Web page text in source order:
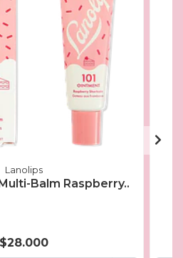
Lanolips
Balm Raspberry..
$28.000